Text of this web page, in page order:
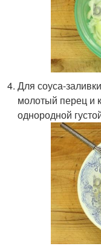
Для соуса-
молотый перец и
однородной